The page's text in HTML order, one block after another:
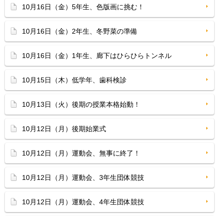
10月16日（金）5年生、色版画に挑む！
10月16日（金）2年生、冬野菜の準備
10月16日（金）1年生、廊下はひらひらトンネル
10月15日（木）低学年、歯科検診
10月13日（火）後期の授業本格始動！
10月12日（月）後期始業式
10月12日（月）運動会、無事に終了！
10月12日（月）運動会、3年生団体競技
10月12日（月）運動会、4年生団体競技